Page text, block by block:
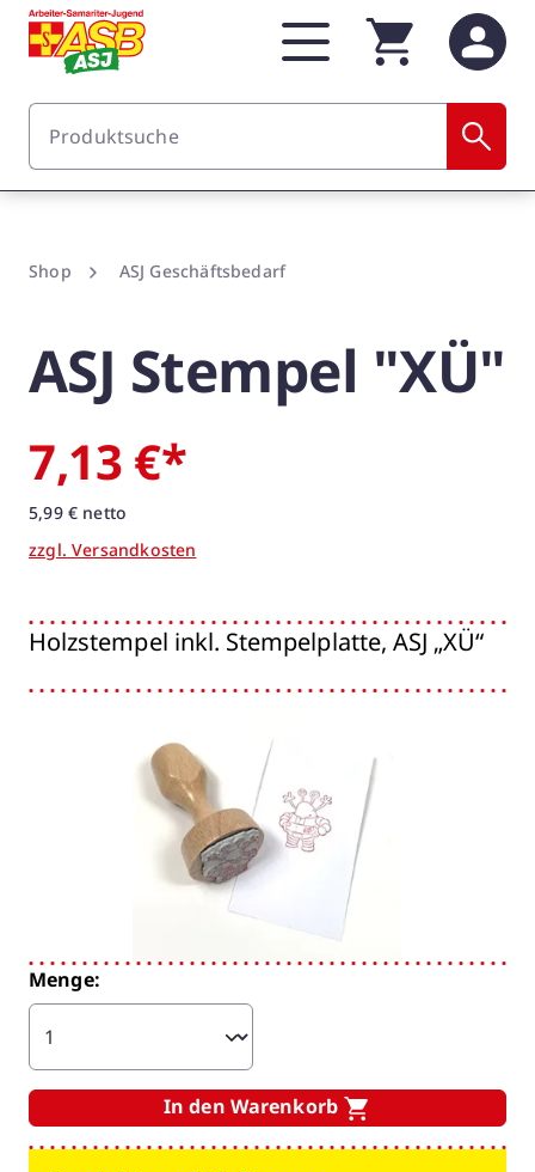
Shop ASJ Geschäftsbedarf
ASJ Stempel "XÜ"
7,13 €*
5,99 € netto
zzgl. Versandkosten
Holzstempel inkl. Stempelplatte, ASJ „XÜ“
Menge:
In den Warenkorb